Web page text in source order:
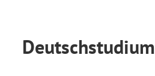
Deutschstudium